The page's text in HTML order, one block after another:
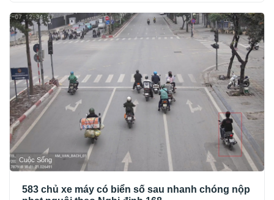
Cuộc Sống
583 chủ xe máy có biển số sau nhanh chóng nộp